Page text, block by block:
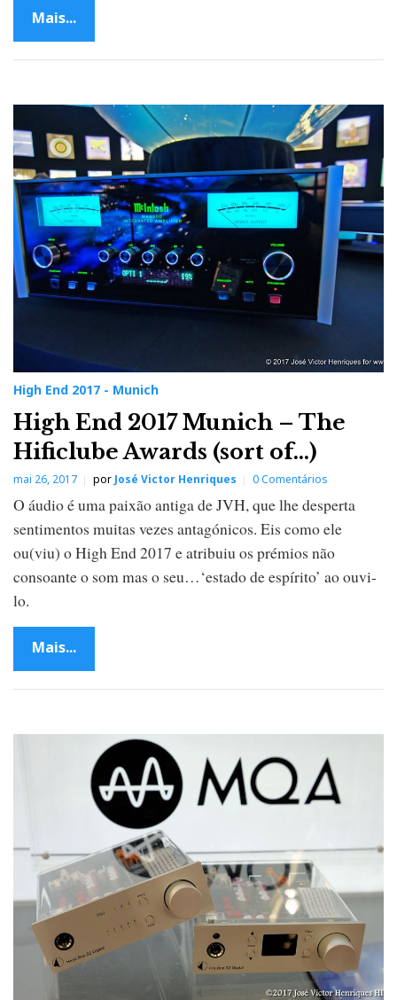
Mais...
High End 2017 - Munich
High End 2017 Munich – The
Hificlube Awards (sort of…)
mai 26, 2017 porJosé Victor Henriques 0 Comentários
O áudio é uma paixão antiga de JVH, que lhe desperta
sentimentos muitas vezes antagónicos. Eis como ele
ou(viu) o High End 2017 e atribuiu os prémios não
consoante o som mas o seu…‘estado de espírito’ ao ouvi-
lo.
Mais...